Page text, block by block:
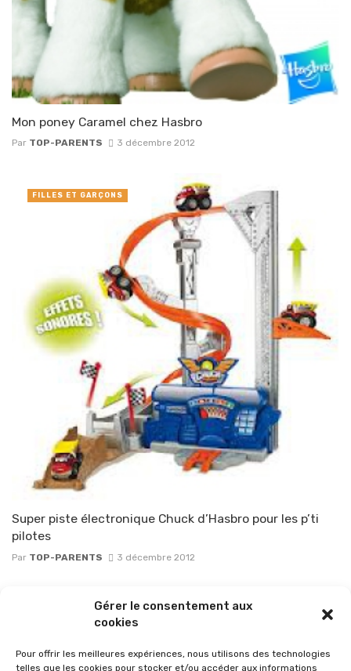
Gérer le consentement aux
cookies
Pour offrir les meilleures expériences, nous utilisons des technologies
telles que les cookies pour stocker et/ou accéder aux informations
Mon poney Caramel chez Hasbro
Par TOP-PARENTS 3 décembre 2012
Super piste électronique Chuck d’Hasbro pour les p’ti
pilotes
Par TOP-PARENTS 3 décembre 2012
FILLES ET GARÇONS
1 2 3